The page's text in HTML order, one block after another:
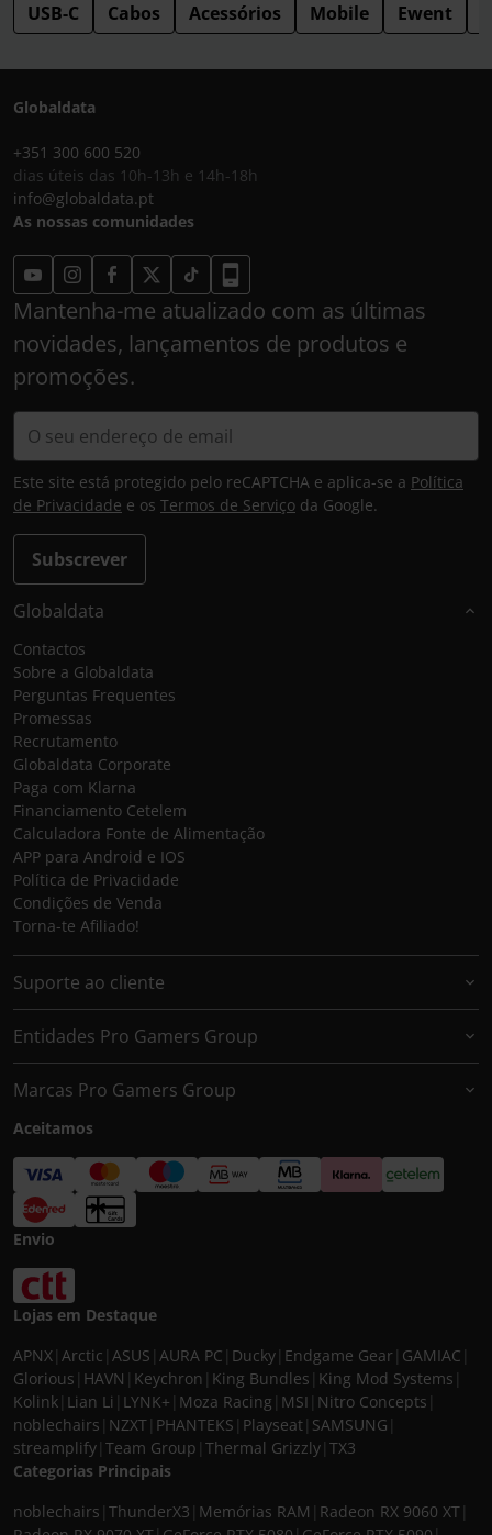
USB-C Cabos Acessórios Mobile Ewent
Globaldata
+351 300 600 520
dias úteis das 10h-13h e 14h-18h
info@globaldata.pt
As nossas comunidades
Mantenha-me atualizado com as últimas
novidades, lançamentos de produtos e
promoções.
Subscrever
Este site está protegido pelo reCAPTCHA e aplica-se a Política
de Privacidade e os Termos de Serviço da Google.
Globaldata
Contactos
Sobre a Globaldata
Perguntas Frequentes
Promessas
Recrutamento
Globaldata Corporate
Paga com Klarna
Financiamento Cetelem
Calculadora Fonte de Alimentação
APP para Android e IOS
Política de Privacidade
Condições de Venda
Torna-te Afiliado!
Suporte ao cliente
Entidades Pro Gamers Group
Marcas Pro Gamers Group
Aceitamos
Envio
Lojas em Destaque
APNX Arctic ASUS AURA PC Ducky Endgame Gear GAMIAC
Glorious HAVN Keychron King Bundles King Mod Systems
Kolink Lian Li LYNK+ Moza Racing MSI Nitro Concepts
noblechairs NZXT PHANTEKS Playseat SAMSUNG
streamplify Team Group Thermal Grizzly TX3
Categorias Principais
noblechairs ThunderX3 Memórias RAM Radeon RX 9060 XT